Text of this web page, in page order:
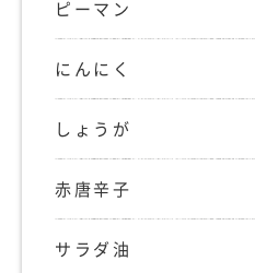
ピーマン
にんにく
しょうが
赤唐辛子
サラダ油